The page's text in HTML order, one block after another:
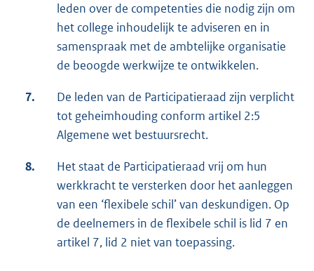
leden over de competenties die nodig zijn om
het college inhoudelijk te adviseren en in
samenspraak met de ambtelijke organisatie
de beoogde werkwijze te ontwikkelen.
7.
De leden van de Participatieraad zijn verplicht
tot geheimhouding conform artikel 2:5
Algemene wet bestuursrecht.
8.
Het staat de Participatieraad vrij om hun
werkkracht te versterken door het aanleggen
van een ‘flexibele schil’ van deskundigen. Op
de deelnemers in de flexibele schil is lid 7 en
artikel 7, lid 2 niet van toepassing.